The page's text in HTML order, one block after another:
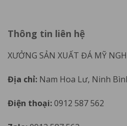
Thông tin liên hệ
XƯỞNG SẢN XUẤT ĐÁ MỸ
Địa chỉ: Nam Hoa Lư, Ninh
Điện thoại:0912 587 562